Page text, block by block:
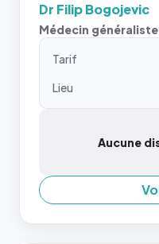
Dr Filip Bogojevic
Médecin généraliste
Tarif
Lieu
Aucune